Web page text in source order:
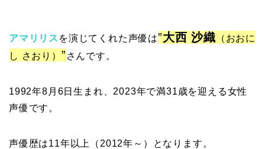
アマリリス を演じてくれた声優は”大西 沙織 （おおに
し さおり） ” さんです。
1992年8月6日生まれ、2023年で満31歳を迎える女性
声優です。
声優歴は11年以上（2012年～）となります。